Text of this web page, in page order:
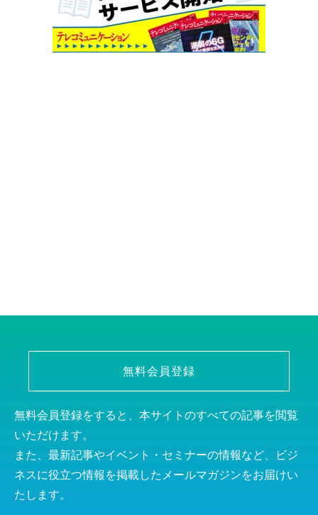
無料会員登録
無料会員登録をすると、本サイトのすべての記事を閲覧
いただけます。
また、最新記事やイベント・セミナーの情報など、ビジ
ネスに役立つ情報を掲載したメールマガジンをお届けい
たします。